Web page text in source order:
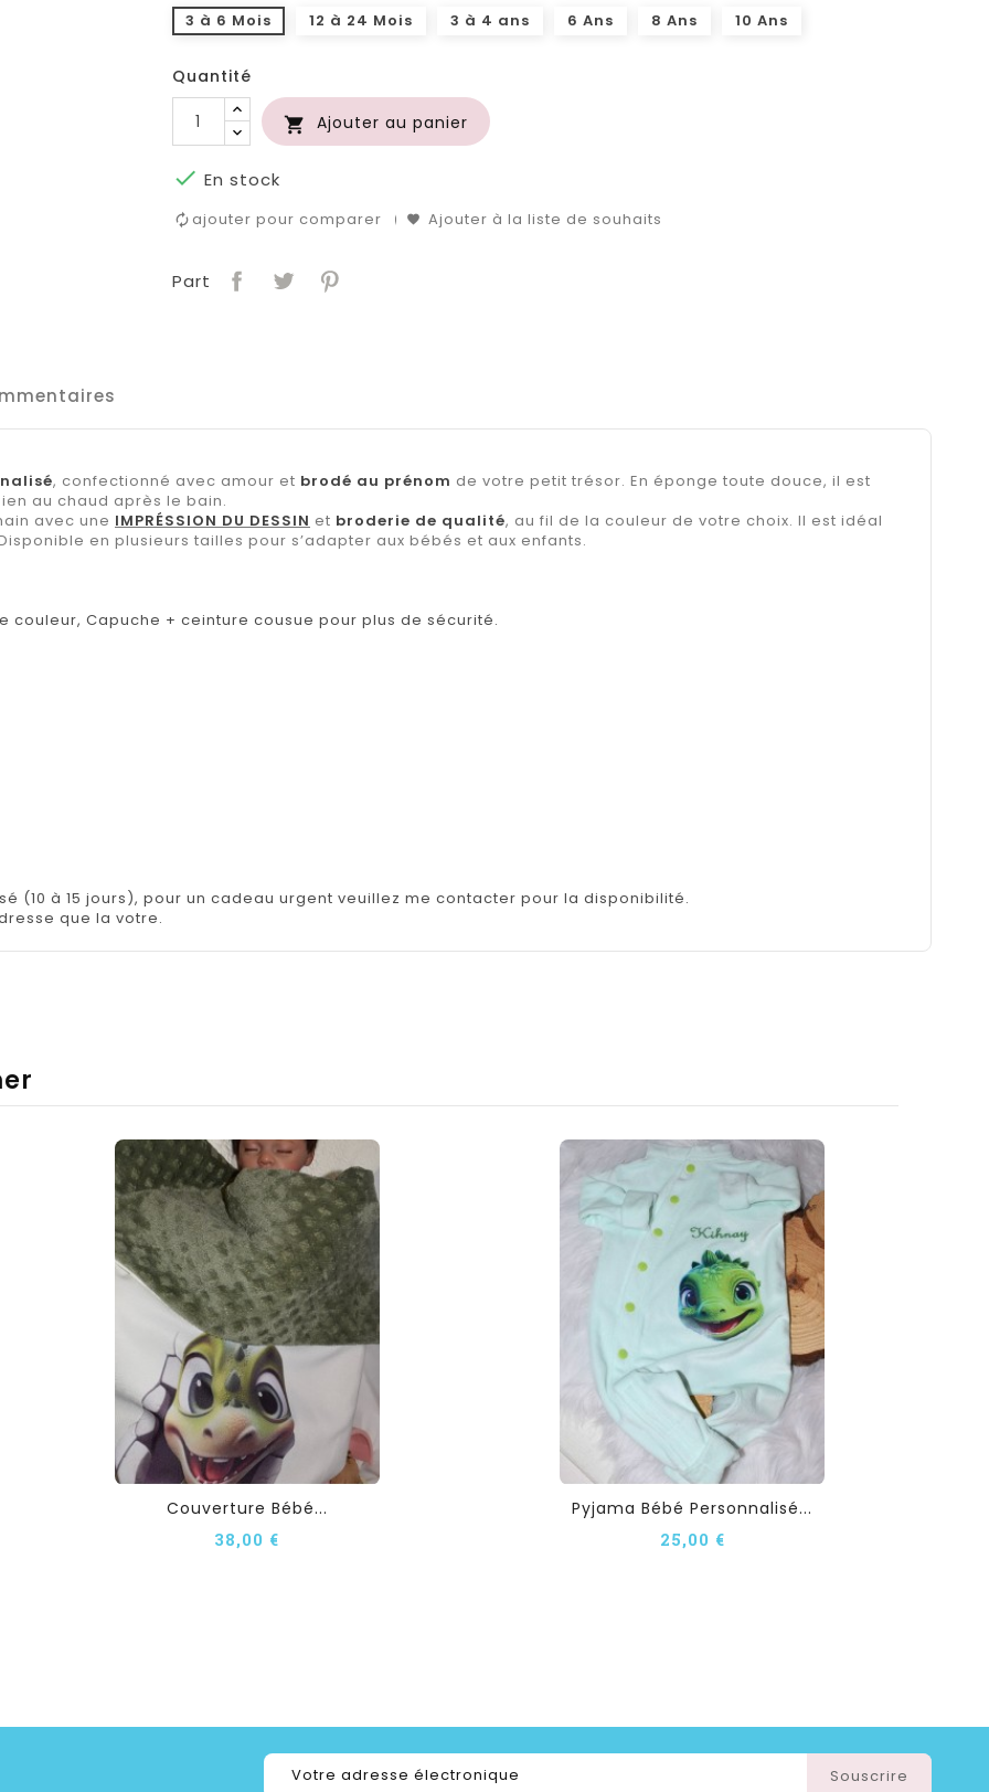
3 à 6 Mois 12 à 24 Mois 3 à 4 ans 6 Ans 8 Ans 10 Ans
Quantité
 Ajouter au panier
 En stock
ajouter pour comparer Ajouter à la liste de souhaits
Part
, confectionné avec amour et brodé au prénom de votre petit trésor. En éponge toute douce, il est
au chaud après le bain.
avec une IMPRÉSSION DU DESSIN et broderie de qualité, au fil de la couleur de votre choix. Il est idéal
en plusieurs tailles pour s’adapter aux bébés et aux enfants.
Capuche + ceinture cousue pour plus de sécurité.
(10 à 15 jours), pour un cadeau urgent veuillez me contacter pour la disponibilité.
que la votre.
Couverture Bébé...
38,00 €
Pyjama Bébé Personnalisé...
25,00 €